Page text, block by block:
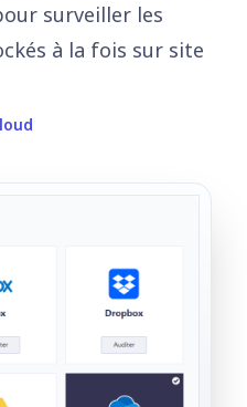
surveiller les
à la fois sur site